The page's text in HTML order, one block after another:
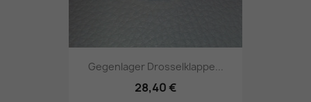
Gegenlager Drosselklappe...
28,40 €